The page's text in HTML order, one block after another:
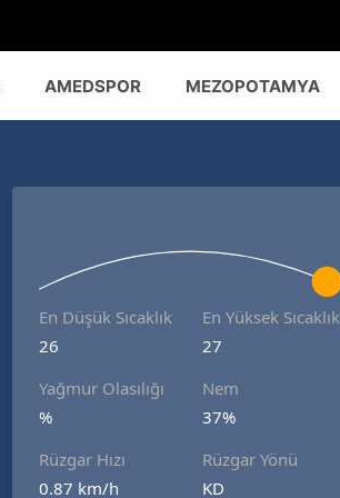
AMEDSPOR MEZOPOTAMYA
En Düşük Sıcaklık
26
En Yüksek Sıcaklık
27
Yağmur Olasılığı
%
Nem
37%
Rüzgar Hızı
0.87 km/h
Rüzgar Yönü
KD